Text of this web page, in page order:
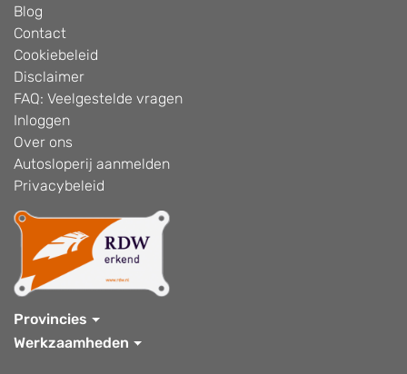
Blog
Contact
Cookiebeleid
Disclaimer
FAQ: Veelgestelde vragen
Inloggen
Over ons
Autosloperij aanmelden
Privacybeleid
Provincies
Werkzaamheden